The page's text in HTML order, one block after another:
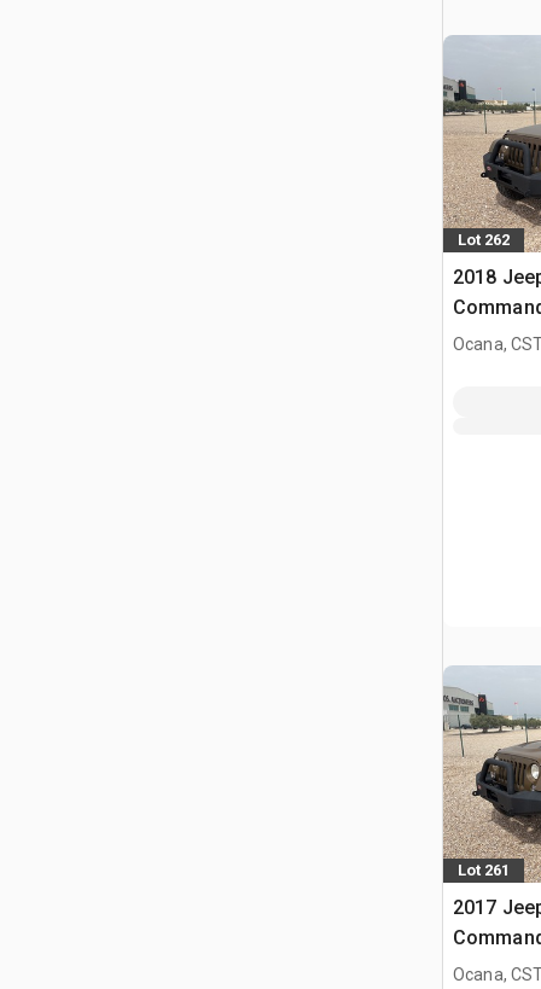
Lot 262
2018
Ocana,
Lot 261
2017
Ocana,